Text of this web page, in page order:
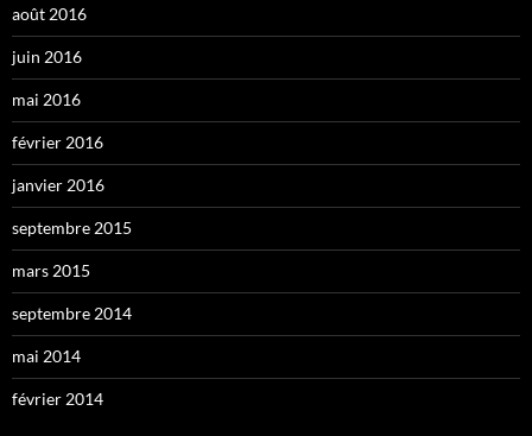
août 2016
juin 2016
mai 2016
février 2016
janvier 2016
septembre 2015
mars 2015
septembre 2014
mai 2014
février 2014